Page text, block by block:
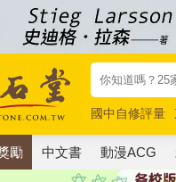
國中自修評量
唯紅花綻放
勵 中文書 動漫ACG